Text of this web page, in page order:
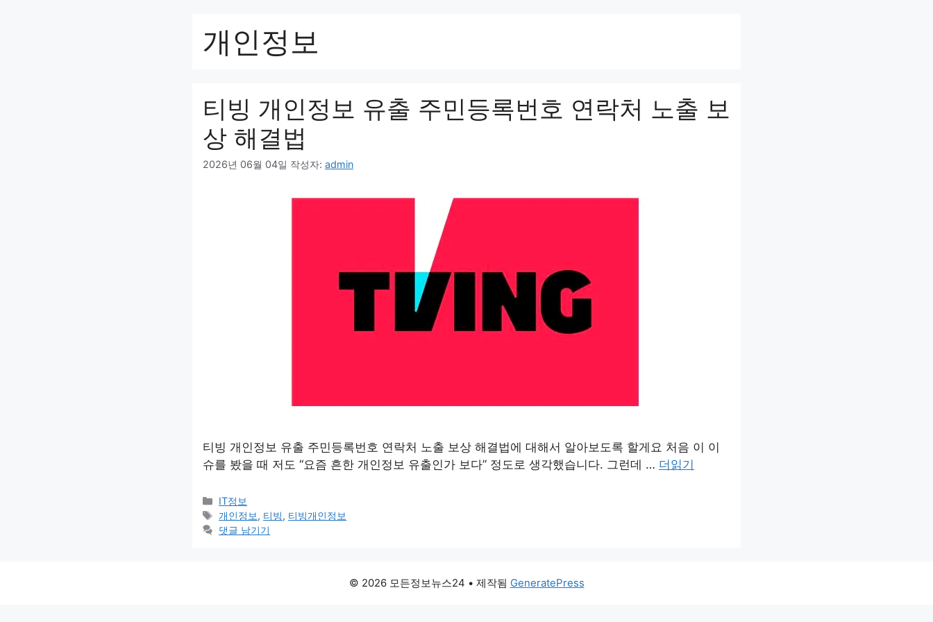
개인정보
티빙 개인정보 유출 주민등록번호 연락처 노출 보
상 해결법
2026년 06월 04일 작성자: admin
티빙 개인정보 유출 주민등록번호 연락처 노출 보상 해결법에 대해서 알아보도록 할게요 처음 이 이
슈를 봤을 때 저도 “요즘 흔한 개인정보 유출인가 보다” 정도로 생각했습니다. 그런데 … 더읽기
카
테
고
IT정보
태
그
개인정보, 티빙, 티빙개인정보
댓글 남기기
© 2026 모든정보뉴스24 • 제작됨 GeneratePress